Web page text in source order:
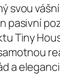
svou
pasivní
Tiny
a